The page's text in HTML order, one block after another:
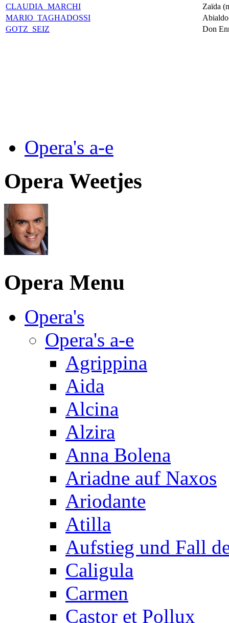
CLAUDIA MARCHI
Zaïda
MARIO TAGHADOSSI
GOTZ SEIZ
Don
Opera's a-e
Opera Weetjes
Opera Menu
Opera's
Opera's a-e
Agrippina
Aida
Alcina
Alzira
Anna Bolena
Ariadne auf Naxos
Ariodante
Atilla
Aufstieg und Fall
Caligula
Carmen
Castor et Pollux